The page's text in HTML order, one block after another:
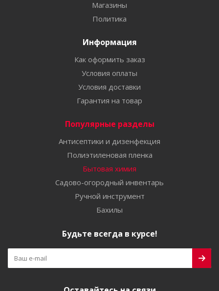
Магазины
Политика
Информация
Как оформить заказ
Условия оплаты
Условия доставки
Гарантия на товар
Популярные разделы
Антисептики и дизенфекция
Полиэтиленовая пленка
Бытовая химия
Садово-огородный инвентарь
Ручной инструмент
Бахилы
Будьте всегда в курсе!